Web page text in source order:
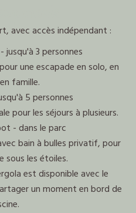
avec accès indépendant :
jusqu'à 3 personnes
une escapade en solo, en
famille.
5 personnes
pour les séjours à plusieurs.
- dans le parc
bain à bulles privatif, pour
sous les étoiles.
est disponible avec le
un moment en bord de